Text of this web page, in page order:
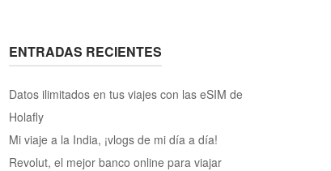
ENTRADAS RECIENTES
Datos ilimitados en tus viajes con las eSIM de
Holafly
Mi viaje a la India, ¡vlogs de mi día a día!
Revolut, el mejor banco online para viajar